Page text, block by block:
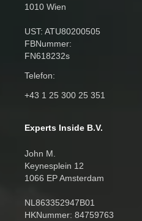
1010 Wien
UST: ATU80200505
FBNummer:
FN618232s
Telefon:
+43 1 25 300 25 351
Experts Inside B.V.
John M.
Keynesplein 12
1066 EP Amsterdam
NL863352947B01
HKNummer: 84759763